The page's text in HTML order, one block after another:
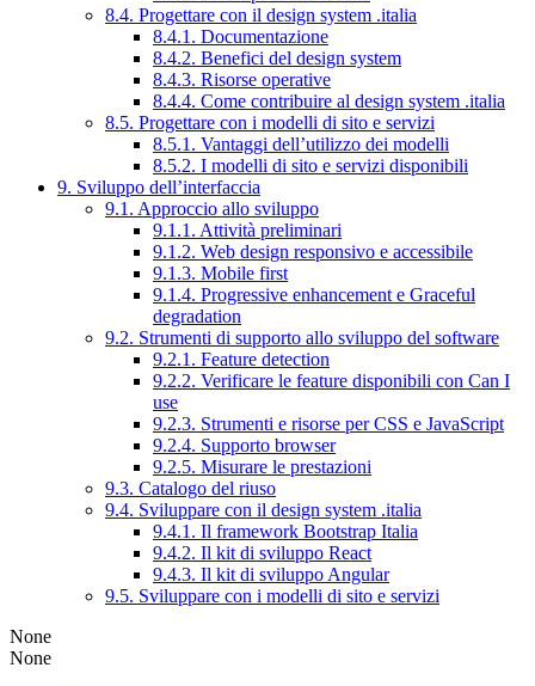
8.4. Progettare con il design system .italia
8.4.1. Documentazione
8.4.2. Benefici del design system
8.4.3. Risorse operative
8.4.4. Come contribuire al design system .italia
8.5. Progettare con i modelli di sito e servizi
8.5.1. Vantaggi dell’utilizzo dei modelli
8.5.2. I modelli di sito e servizi disponibili
9. Sviluppo dell’interfaccia
9.1. Approccio allo sviluppo
9.1.1. Attività preliminari
9.1.2. Web design responsivo e accessibile
9.1.3. Mobile first
9.1.4. Progressive enhancement e Graceful
degradation
9.2. Strumenti di supporto allo sviluppo del software
9.2.1. Feature detection
9.2.2. Verificare le feature disponibili con Can I
use
9.2.3. Strumenti e risorse per CSS e JavaScript
9.2.4. Supporto browser
9.2.5. Misurare le prestazioni
9.3. Catalogo del riuso
9.4. Sviluppare con il design system .italia
9.4.1. Il framework Bootstrap Italia
9.4.2. Il kit di sviluppo React
9.4.3. Il kit di sviluppo Angular
9.5. Sviluppare con i modelli di sito e servizi
None
None